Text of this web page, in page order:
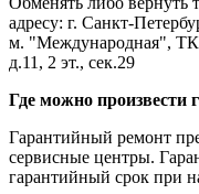
адресу: г. Санкт-
м. "Международная", ТК
д.11, 2 эт., сек.29
Где можно произвести
Гарантийный ремонт
сервисные центры.
гарантийный срок при